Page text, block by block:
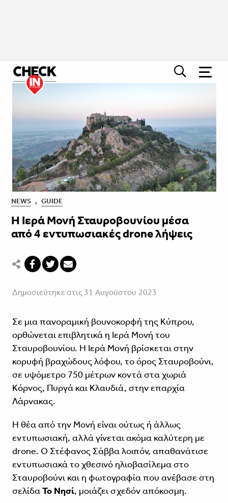
NEWS , GUIDE
Η Ιερά Μονή Σταυροβουνίου μέσα
από 4 εντυπωσιακές drone λήψεις
Δημοσιεύτηκε στις 31 Αυγούστου 2023
Σε μια πανοραμική βουνοκορφή της Κύπρου,
ορθώνεται επιβλητικά η Ιερά Μονή του
Σταυροβουνίου. Η Ιερά Μονή βρίσκεται στην
κορυφή βραχώδους λόφου, το όρος Σταυροβούνι,
σε υψόμετρο 750 μέτρων κοντά στα χωριά
Κόρνος, Πυργά και Κλαυδιά, στην επαρχία
Λάρνακας.
Η θέα από την Μονή είναι ούτως ή άλλως
εντυπωσιακή, αλλά γίνεται ακόμα καλύτερη με
drone. Ο Στέφανος Σάββα λοιπόν, απαθανάτισε
εντυπωσιακά το χθεσινό ηλιοβασίλεμα στο
Σταυροβούνι και η φωτογραφία που ανέβασε στη
σελίδαΤο Νησί, μοιάζει σχεδόν απόκοσμη.